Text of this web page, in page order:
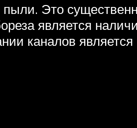
Это
является
каналов является